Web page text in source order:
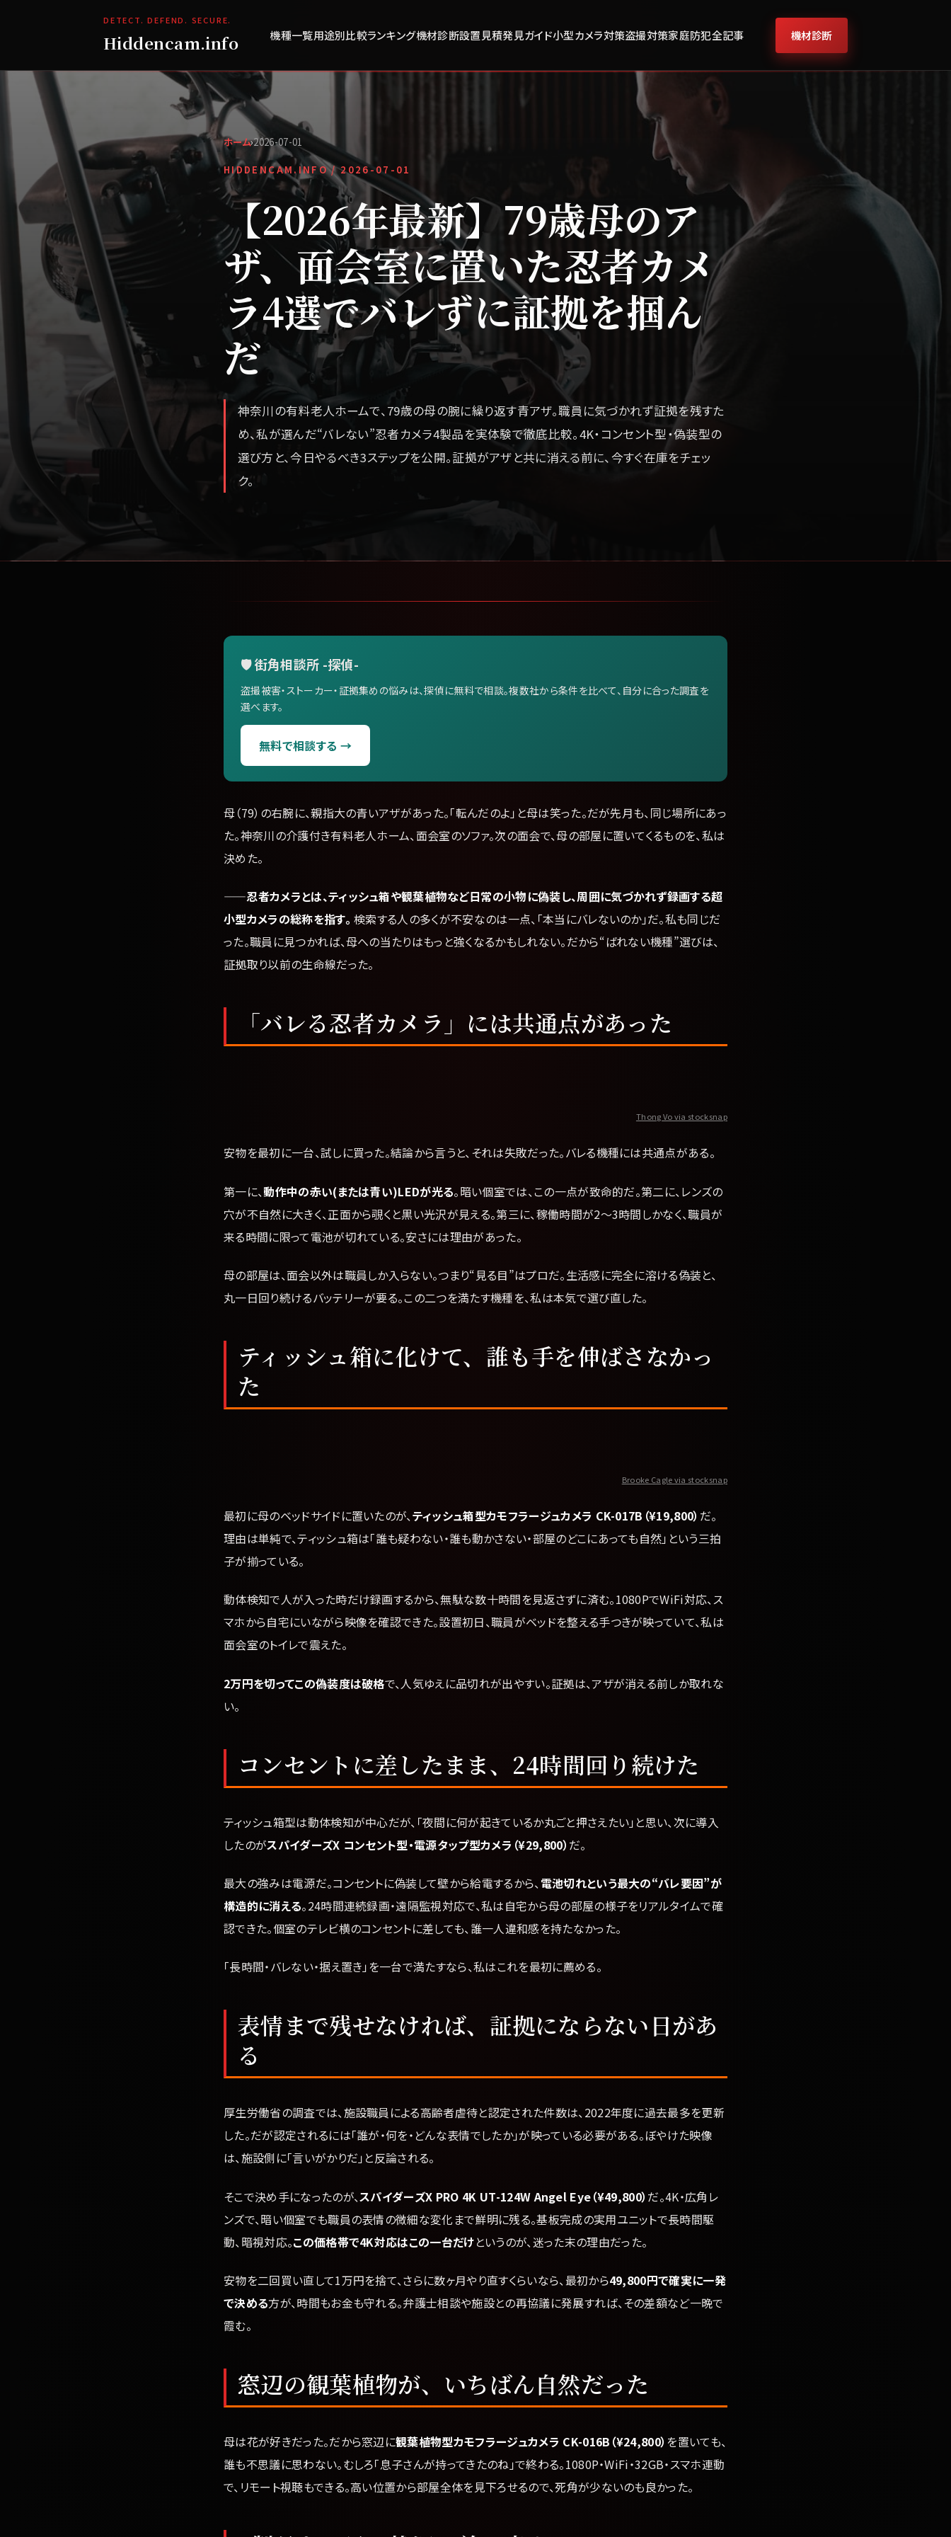
DETECT. DEFEND. SECURE.
Hiddencam.info 機種一覧用途別比較ランキング機材診断設置見積発見ガイド小型カメラ対策盗撮対策家庭防犯全記事 機材診断
ホーム›2026-07-01
HIDDENCAM.INFO /2026-07-01
【2026年最新】79歳母のア
ザ、面会室に置いた忍者カメ
ラ4選でバレずに証拠を掴ん
だ
神奈川の有料老人ホームで、79歳の母の腕に繰り返す青アザ。職員に気づかれず証拠を残すた
め、私が選んだ“バレない”忍者カメラ4製品を実体験で徹底比較。4K・コンセント型・偽装型の
選び方と、今日やるべき3ステップを公開。証拠がアザと共に消える前に、今すぐ在庫をチェッ
ク。
🛡️ 街角相談所 -探偵-
盗撮被害・ストーカー・証拠集めの悩みは、探偵に無料で相談。複数社から条件を比べて、自分に合った調査を
選べます。
無料で相談する →
母（79）の右腕に、親指大の青いアザがあった。「転んだのよ」と母は笑った。だが先月も、同じ場所にあっ
た。神奈川の介護付き有料老人ホーム、面会室のソファ。次の面会で、母の部屋に置いてくるものを、私は
決めた。
——忍者カメラとは、ティッシュ箱や観葉植物など日常の小物に偽装し、周囲に気づかれず録画する超
小型カメラの総称を指す。 検索する人の多くが不安なのは一点、「本当にバレないのか」だ。私も同じだ
った。職員に見つかれば、母への当たりはもっと強くなるかもしれない。だから“ばれない機種”選びは、
証拠取り以前の生命線だった。
「バレる忍者カメラ」には共通点があった
Thong Vo via stocksnap
安物を最初に一台、試しに買った。結論から言うと、それは失敗だった。バレる機種には共通点がある。
第一に、動作中の赤い(または青い)LEDが光る。暗い個室では、この一点が致命的だ。第二に、レンズの
穴が不自然に大きく、正面から覗くと黒い光沢が見える。第三に、稼働時間が2〜3時間しかなく、職員が
来る時間に限って電池が切れている。安さには理由があった。
母の部屋は、面会以外は職員しか入らない。つまり“見る目”はプロだ。生活感に完全に溶ける偽装と、
丸一日回り続けるバッテリーが要る。この二つを満たす機種を、私は本気で選び直した。
ティッシュ箱に化けて、誰も手を伸ばさなかっ
た
Brooke Cagle via stocksnap
最初に母のベッドサイドに置いたのが、ティッシュ箱型カモフラージュカメラ CK-017B（¥19,800） だ。
理由は単純で、ティッシュ箱は「誰も疑わない・誰も動かさない・部屋のどこにあっても自然」という三拍
子が揃っている。
動体検知で人が入った時だけ録画するから、無駄な数十時間を見返さずに済む。1080PでWiFi対応、ス
マホから自宅にいながら映像を確認できた。設置初日、職員がベッドを整える手つきが映っていて、私は
面会室のトイレで震えた。
2万円を切ってこの偽装度は破格で、人気ゆえに品切れが出やすい。証拠は、アザが消える前しか取れな
い。
コンセントに差したまま、24時間回り続けた
ティッシュ箱型は動体検知が中心だが、「夜間に何が起きているか丸ごと押さえたい」と思い、次に導入
したのがスパイダーズX コンセント型・電源タップ型カメラ（¥29,800） だ。
最大の強みは電源だ。コンセントに偽装して壁から給電するから、電池切れという最大の“バレ要因”が
構造的に消える。24時間連続録画・遠隔監視対応で、私は自宅から母の部屋の様子をリアルタイムで確
認できた。個室のテレビ横のコンセントに差しても、誰一人違和感を持たなかった。
「長時間・バレない・据え置き」を一台で満たすなら、私はこれを最初に薦める。
表情まで残せなければ、証拠にならない日があ
る
厚生労働省の調査では、施設職員による高齢者虐待と認定された件数は、2022年度に過去最多を更新
した。だが認定されるには「誰が・何を・どんな表情でしたか」が映っている必要がある。ぼやけた映像
は、施設側に「言いがかりだ」と反論される。
そこで決め手になったのが、スパイダーズX PRO 4K UT-124W Angel Eye（¥49,800） だ。4K・広角レ
ンズで、暗い個室でも職員の表情の微細な変化まで鮮明に残る。基板完成の実用ユニットで長時間駆
動、暗視対応。この価格帯で4K対応はこの一台だけというのが、迷った末の理由だった。
安物を二回買い直して1万円を捨て、さらに数ヶ月やり直すくらいなら、最初から49,800円で確実に一発
で決める方が、時間もお金も守れる。弁護士相談や施設との再協議に発展すれば、その差額など一晩で
霞む。
窓辺の観葉植物が、いちばん自然だった
母は花が好きだった。だから窓辺に観葉植物型カモフラージュカメラ CK-016B（¥24,800） を置いても、
誰も不思議に思わない。むしろ「息子さんが持ってきたのね」で終わる。1080P・WiFi・32GB・スマホ連動
で、リモート視聴もできる。高い位置から部屋全体を見下ろせるので、死角が少ないのも良かった。